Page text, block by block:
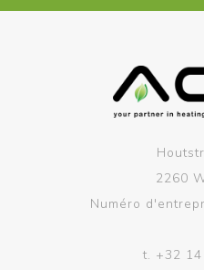
2260
Numéro
t. +32